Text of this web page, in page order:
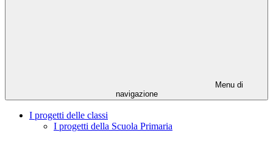
Menu di
navigazione
I progetti delle classi
I progetti della Scuola Primaria